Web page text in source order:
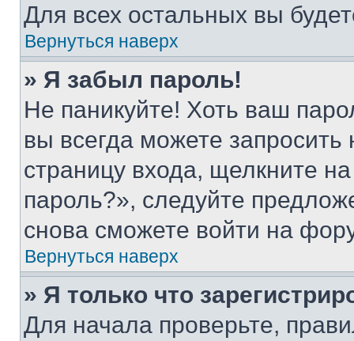
Для всех остальных вы
Вернуться наверх
» Я забыл пароль!
Не паникуйте! Хоть ваш
вы всегда можете
страницу входа, щелкните
пароль?», следуйте
снова сможете войти на
Вернуться наверх
» Я только что
Для начала проверьте,